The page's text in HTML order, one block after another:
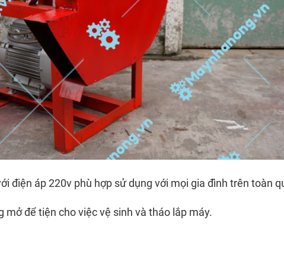
điện áp 220v phù hợp sử dụng với mọi gia đình trên toàn
để tiện cho việc vệ sinh và tháo lắp máy.